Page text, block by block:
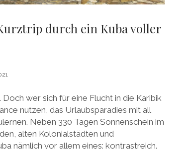
durch ein Kuba voller
wer sich für eine Flucht in die Karibik
nutzen, das Urlaubsparadies mit all
Neben 330 Tagen Sonnenschein im
alten Kolonialstädten und
nämlich vor allem eines: kontrastreich.